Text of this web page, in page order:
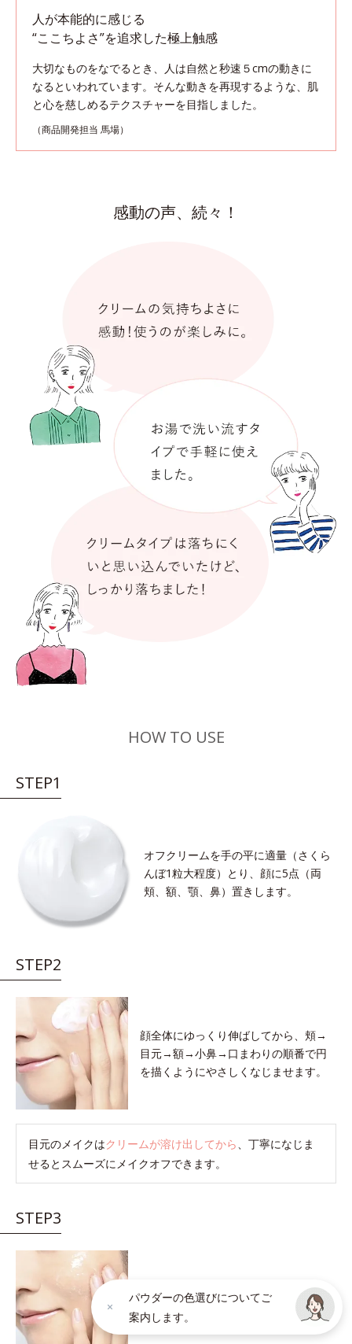
人が本能的に感じる
“ここちよさ”を追求した極上触感
大切なものをなでるとき、人は自然と秒速５cmの動きに
なるといわれています。 そんな動きを再現するような、肌
と心を慈しめるテクスチャーを目指しました。
（商品開発担当 馬場）
感動の声、続々！
HOW TO USE
STEP1
オフクリームを手の平に適量（さくら
んぼ1粒大程度）とり、顔に5点（両
頬、額、顎、鼻）置きします。
STEP2
顔全体にゆっくり伸ばしてから、頬→
目元→額→小鼻→口まわりの順番で円
を描くようにやさしくなじませます。
目元のメイクはクリームが溶け出してから、丁寧になじま
せるとスムーズにメイクオフできます。
STEP3
クリームが肌の上でメイク汚れを巻き
こむと軽い感触に変わります。
感触が
軽くなったら洗い流しのサインです。
パウダーの色選びについてご
案内します。